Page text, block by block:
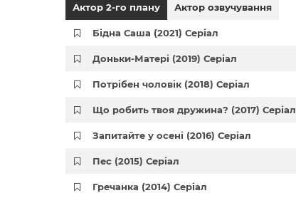
Актор 2-го плану Актор озвучування
Бідна Саша (2021) Серіал
Доньки-Матері (2019) Серіал
Потрібен чоловік (2018) Серіал
Що робить твоя дружина? (2017) Серіал
Запитайте у осені (2016) Серіал
Пес (2015) Серіал
Гречанка (2014) Серіал